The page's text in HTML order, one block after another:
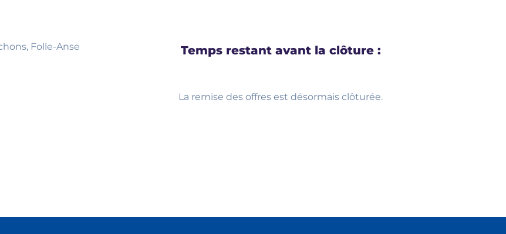
Folle-Anse
Temps restant avant la clôture :
La remise des offres est désormais clôturée.